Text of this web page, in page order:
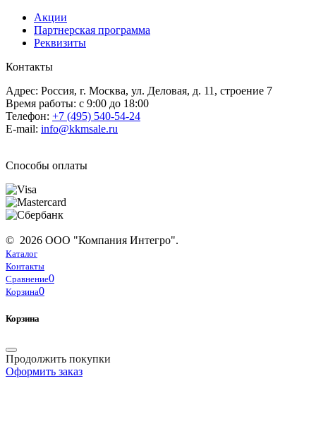
Акции
Партнерская программа
Реквизиты
Контакты
Адрес: Россия, г. Москва, ул. Деловая, д. 11, строение 7
Время работы: с 9:00 до 18:00
Телефон: +7 (495) 540-54-24
E-mail: info@kkmsale.ru
Способы оплаты
© 2026 ООО "Компания Интегро".
Каталог
Контакты
Сравнение0
Корзина0
Корзина
Продолжить покупки
Оформить заказ